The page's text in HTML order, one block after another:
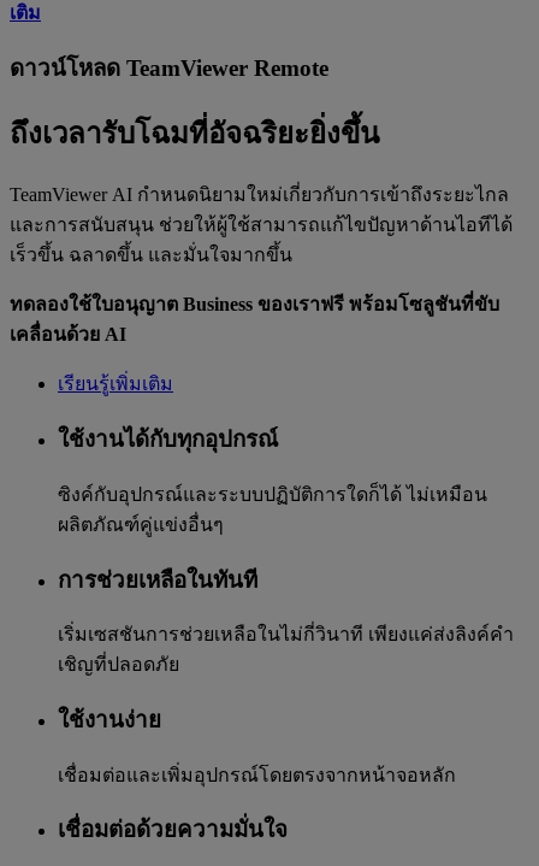
เติม
ดาวน์โหลด TeamViewer Remote
ถึงเวลารับโฉมที่อัจฉริยะยิ่งขึ้น
TeamViewer AI กำหนดนิยามใหม่เกี่ยวกับการเข้าถึงระยะไกล
และการสนับสนุน ช่วยให้ผู้ใช้สามารถแก้ไขปัญหาด้านไอทีได้
เร็วขึ้น ฉลาดขึ้น และมั่นใจมากขึ้น
ทดลองใช้ใบอนุญาต Business ของเราฟรี พร้อมโซลูชันที่ขับ
เคลื่อนด้วย AI
เรียนรู้เพิ่มเติม
ใช้งานได้กับทุกอุปกรณ์
ซิงค์กับอุปกรณ์และระบบปฏิบัติการใดก็ได้ ไม่เหมือน
ผลิตภัณฑ์คู่แข่งอื่นๆ
การช่วยเหลือในทันที
เริ่มเซสชันการช่วยเหลือในไม่กี่วินาที เพียงแค่ส่งลิงค์คำ
เชิญที่ปลอดภัย
ใช้งานง่าย
เชื่อมต่อและเพิ่มอุปกรณ์โดยตรงจากหน้าจอหลัก
เชื่อมต่อด้วยความมั่นใจ